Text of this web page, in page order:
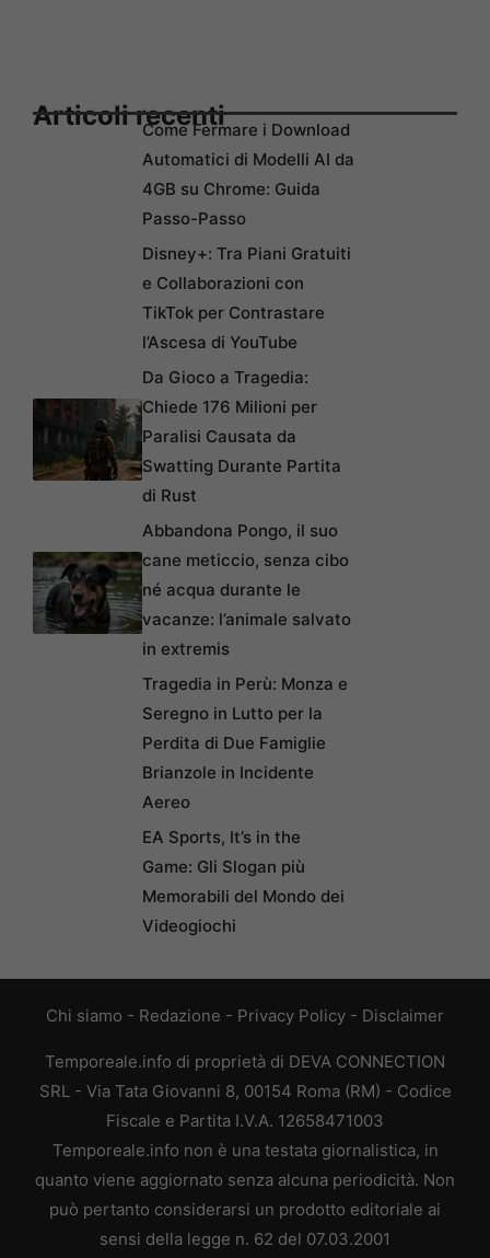
Articoli recentiCome Fermare i Download
Automatici di Modelli AI da
4GB su Chrome: Guida
Passo-Passo
Disney+: Tra Piani Gratuiti
e Collaborazioni con
TikTok per Contrastare
l’Ascesa di YouTube
Da Gioco a Tragedia:
Chiede 176 Milioni per
Paralisi Causata da
Swatting Durante Partita
di Rust
Abbandona Pongo, il suo
cane meticcio, senza cibo
né acqua durante le
vacanze: l’animale salvato
in extremis
Tragedia in Perù: Monza e
Seregno in Lutto per la
Perdita di Due Famiglie
Brianzole in Incidente
Aereo
EA Sports, It’s in the
Game: Gli Slogan più
Memorabili del Mondo dei
Videogiochi
Chi siamo - Redazione - Privacy Policy - Disclaimer
Temporeale.info di proprietà di DEVA CONNECTION
SRL - Via Tata Giovanni 8, 00154 Roma (RM) - Codice
Fiscale e Partita I.V.A. 12658471003
Temporeale.info non è una testata giornalistica, in
quanto viene aggiornato senza alcuna periodicità. Non
può pertanto considerarsi un prodotto editoriale ai
sensi della legge n. 62 del 07.03.2001